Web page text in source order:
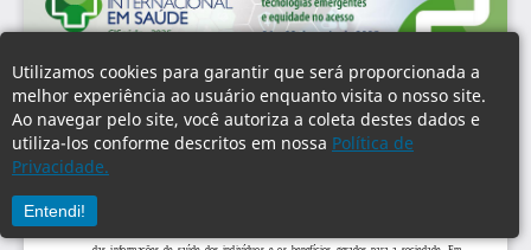
Utilizamos cookies para garantir que será proporcionada a
melhor experiência ao usuário enquanto visita o nosso site.
Ao navegar pelo site, você autoriza a coleta destes dados e
utiliza-los conforme descritos em nossa Política de
Privacidade.
Entendi!